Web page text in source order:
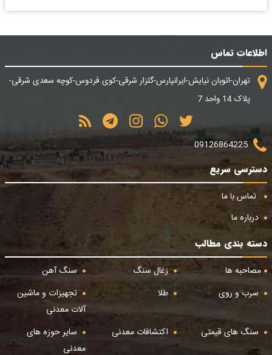
اطلاعات تماس
تهران-اتوبان نیایش-ایرانپارس-گلزار شرقی-کوی فردوس-کوچه سعدی شرقی-
پلاک 14 واحد 7
09126864225
دسترسی سریع
تماس با ما
درباره ما
دسته بندی مطالب
مصاحبه ها
زغال سنگ
سنگ آهن
سرب و روی
طلا
تجهیزات و ماشین
آلات معدنی
سنگ های قیمتی
اکتشافات معدنی
سایر حوزه های
معدنی